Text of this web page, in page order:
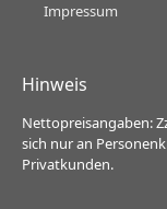
Impressum
Hinweis
Nettopreisangaben:
sich nur an
Privatkunden.